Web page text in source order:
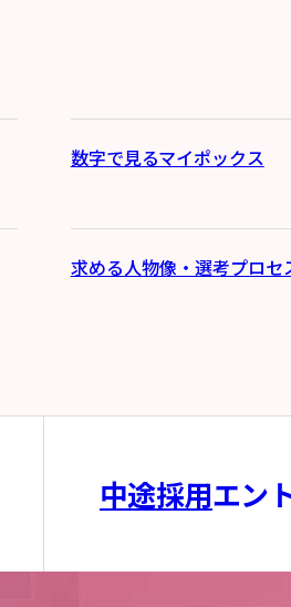
数字で見るマイポックス
求める人物像・選考プロセ
中途採用エン